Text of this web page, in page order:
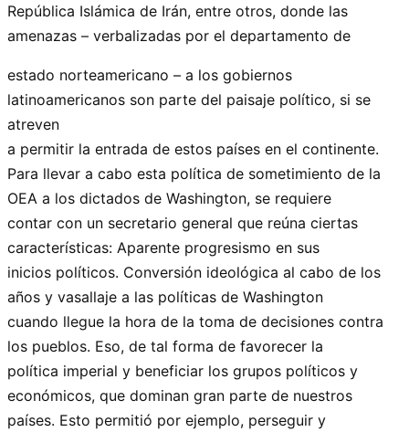
República Islámica de Irán, entre otros, donde las
amenazas – verbalizadas por el departamento de
estado norteamericano – a los gobiernos
latinoamericanos son parte del paisaje político, si se
atreven
a permitir la entrada de estos países en el continente.
Para llevar a cabo esta política de sometimiento de la
OEA a los dictados de Washington, se requiere
contar con un secretario general que reúna ciertas
características: Aparente progresismo en sus
inicios políticos. Conversión ideológica al cabo de los
años y vasallaje a las políticas de Washington
cuando llegue la hora de la toma de decisiones contra
los pueblos. Eso, de tal forma de favorecer la
política imperial y beneficiar los grupos políticos y
económicos, que dominan gran parte de nuestros
países. Esto permitió por ejemplo, perseguir y